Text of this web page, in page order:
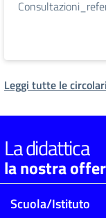
Leggi tutte le circolari
La didattica
la nostra
Scuola/Istituto